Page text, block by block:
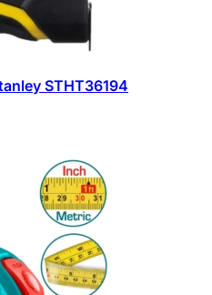
STHT36194